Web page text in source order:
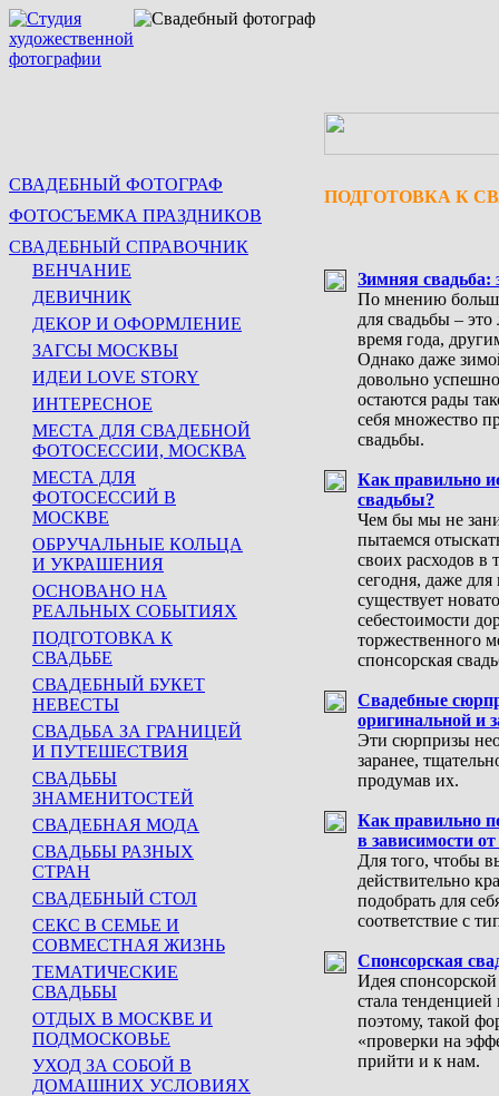
СВАДЕБНЫЙ ФОТОГРАФ
ФОТОСЪЕМКА ПРАЗДНИКОВ
СВАДЕБНЫЙ СПРАВОЧНИК
ВЕНЧАНИЕ
ДЕВИЧНИК
ДЕКОР И ОФОРМЛЕНИЕ
ЗАГСЫ МОСКВЫ
ИДЕИ LOVE STORY
ИНТЕРЕСНОЕ
МЕСТА ДЛЯ СВАДЕБНОЙ
ФОТОСЕССИИ, МОСКВА
МЕСТА ДЛЯ
ФОТОСЕССИЙ В
МОСКВЕ
ОБРУЧАЛЬНЫЕ КОЛЬЦА
И УКРАШЕНИЯ
ОСНОВАНО НА
РЕАЛЬНЫХ СОБЫТИЯХ
ПОДГОТОВКА К
СВАДЬБЕ
СВАДЕБНЫЙ БУКЕТ
НЕВЕСТЫ
СВАДЬБА ЗА ГРАНИЦЕЙ
И ПУТЕШЕСТВИЯ
СВАДЬБЫ
ЗНАМЕНИТОСТЕЙ
СВАДЕБНАЯ МОДА
СВАДЬБЫ РАЗНЫХ
СТРАН
СВАДЕБНЫЙ СТОЛ
СЕКС В СЕМЬЕ И
СОВМЕСТНАЯ ЖИЗНЬ
ТЕМАТИЧЕСКИЕ
СВАДЬБЫ
ОТДЫХ В МОСКВЕ И
ПОДМОСКОВЬЕ
УХОД ЗА СОБОЙ В
ДОМАШНИХ УСЛОВИЯХ
ПОДГОТОВКА К
Зимняя свадьба:
По мнению
для свадьбы –
время года,
Однако даже
довольно
остаются рады
себя множество
свадьбы.
Как правильно
свадьбы?
Чем бы мы не
пытаемся
своих расходов
сегодня, даже
существует
себестоимости
торжественного
спонсорская
Свадебные
оригинальной и
Эти сюрпризы
заранее,
продумав их.
Как правильно
в зависимости
Для того, чтобы
действительно
подобрать для
соответствие с
Спонсорская
Идея
стала
поэтому, такой
«проверки на
прийти и к нам.